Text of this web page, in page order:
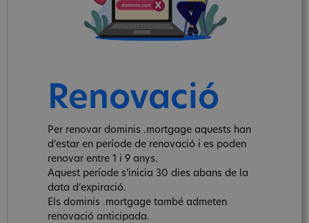
Renovació
Per renovar dominis .mortgage aquests han
d’estar en període de renovació i es poden
renovar entre 1 i 9 anys.
Aquest període s’inicia 30 dies abans de la
data d’expiració.
Els dominis .mortgage també admeten
renovació anticipada.